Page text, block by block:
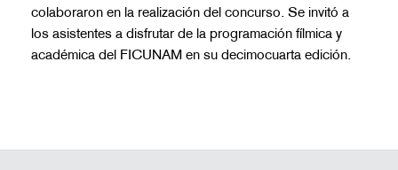
colaboraron en la realización del concurso. Se invitó a
los asistentes a disfrutar de la programación fílmica y
académica del FICUNAM en su decimocuarta edición.